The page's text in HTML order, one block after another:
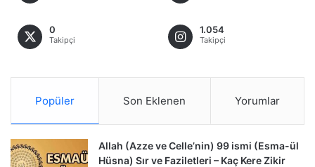
0
Takipçi
1.054
Takipçi
Popüler Son Eklenen Yorumlar
Allah (Azze ve Celle’nin) 99 ismi (Esma-ül
Hüsna) Sır ve Faziletleri – Kaç Kere Zikir